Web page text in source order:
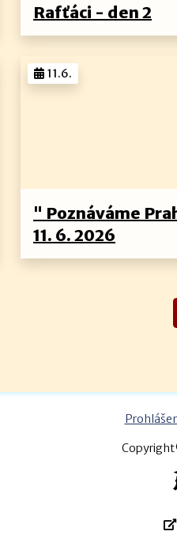
Rafťáci - den 2
" Poznáváme
11. 6. 2026
11.6.